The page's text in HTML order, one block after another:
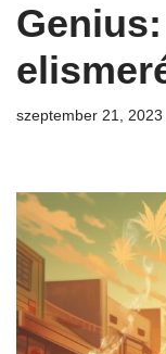
szeptember 21, 2023